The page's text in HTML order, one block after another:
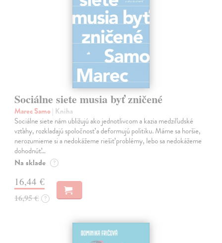
Sociálne siete musia byť zničené
Marec Samo| Kniha
Sociálne siete nám ubližujú ako jednotlivcom a kazia medziľudské
vzťahy, rozkladajú spoločnosť a deformujú politiku. Máme sa horšie,
nerozumieme si a nedokážeme riešiť problémy, lebo sa nedokážeme
dohodnúť…
Na sklade ?
16,44 €
16,95 € ?